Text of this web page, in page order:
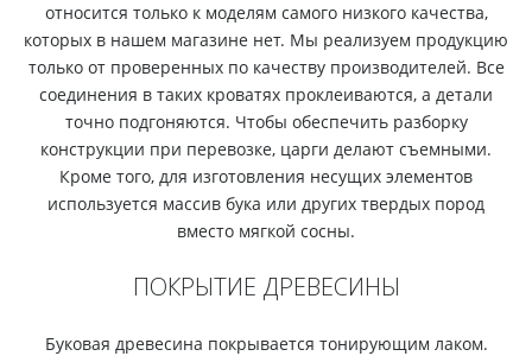
относится только к моделям самого низкого качества,
которых в нашем магазине нет. Мы реализуем продукцию
только от проверенных по качеству производителей. Все
соединения в таких кроватях проклеиваются, а детали
точно подгоняются. Чтобы обеспечить разборку
конструкции при перевозке, царги делают съемными.
Кроме того, для изготовления несущих элементов
используется массив бука или других твердых пород
вместо мягкой сосны.
ПОКРЫТИЕ ДРЕВЕСИНЫ
Буковая древесина покрывается тонирующим лаком.